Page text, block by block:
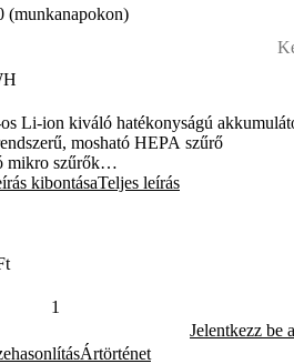
(munkanapokon)
Li-ion kiváló hatékonyságú
mosható HEPA szűrő
mikro szűrők
mosható portartály
LED lámpával
elforduló szívófej
kézi porszívóval kényelmesen
fogantyú
töltöttség kijelzés
túlmelegedését megakadályozó
kibontásaTeljes leírás
Jelentkezz be a
Ártörténet